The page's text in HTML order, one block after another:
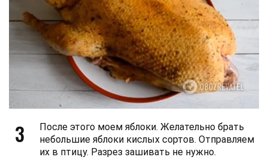
3
После этого моем яблоки. Желательно брать
небольшие яблоки кислых сортов. Отправляем
их в птицу. Разрез зашивать не нужно.